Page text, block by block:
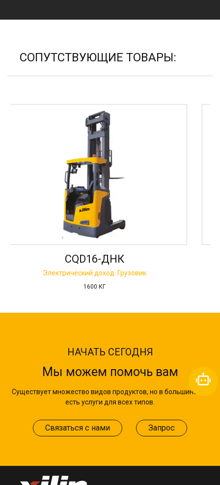
СОПУТСТВУЮЩИЕ ТОВАРЫ:
Электрический доход.
НАЧАТЬ СЕГОДНЯ
Мы можем помочь вам
Существует множество видов продуктов, но в большинстве
есть услуги для всех типов.
Связаться с нами Запрос